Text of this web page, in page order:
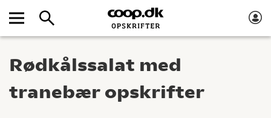
Rødkålssalat med
tranebær opskrifter